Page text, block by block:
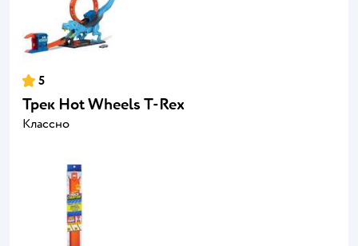
5
Трек Hot Wheels T-Rex
Классно